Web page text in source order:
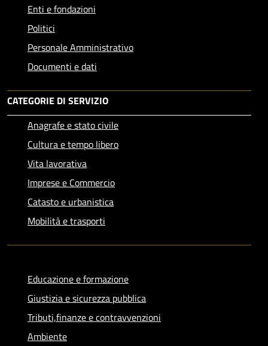
Enti e fondazioni
Politici
Personale Amministrativo
Documenti e dati
CATEGORIE DI SERVIZIO
Anagrafe e stato civile
Cultura e tempo libero
Vita lavorativa
Imprese e Commercio
Catasto e urbanistica
Mobilità e trasporti
Educazione e formazione
Giustizia e sicurezza pubblica
Tributi,finanze e contravvenzioni
Ambiente